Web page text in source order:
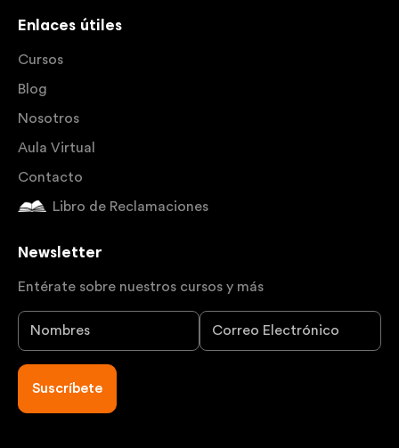
Enlaces útiles
Cursos
Blog
Nosotros
Aula Virtual
Contacto
Libro de Reclamaciones
Newsletter
Entérate sobre nuestros cursos y más